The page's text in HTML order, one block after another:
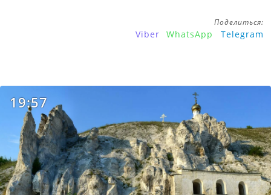
Поделиться:
Viber WhatsApp Telegram
19:57